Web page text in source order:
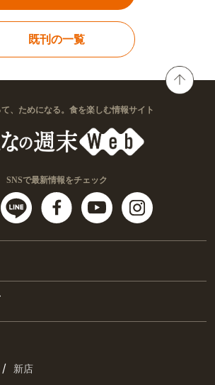
既刊の一覧
、ためになる。食を楽しむ情報サイト
SNSで最新情報をチェック
/ 新店